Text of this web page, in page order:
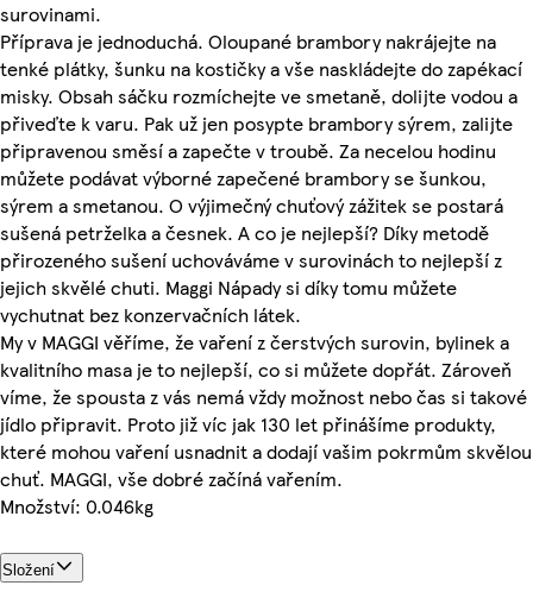
surovinami.
Příprava je jednoduchá. Oloupané brambory nakrájejte na
tenké plátky, šunku na kostičky a vše naskládejte do zapékací
misky. Obsah sáčku rozmíchejte ve smetaně, dolijte vodou a
přiveďte k varu. Pak už jen posypte brambory sýrem, zalijte
připravenou směsí a zapečte v troubě. Za necelou hodinu
můžete podávat výborné zapečené brambory se šunkou,
sýrem a smetanou. O výjimečný chuťový zážitek se postará
sušená petrželka a česnek. A co je nejlepší? Díky metodě
přirozeného sušení uchováváme v surovinách to nejlepší z
jejich skvělé chuti. Maggi Nápady si díky tomu můžete
vychutnat bez konzervačních látek.
My v MAGGI věříme, že vaření z čerstvých surovin, bylinek a
kvalitního masa je to nejlepší, co si můžete dopřát. Zároveň
víme, že spousta z vás nemá vždy možnost nebo čas si takové
jídlo připravit. Proto již víc jak 130 let přinášíme produkty,
které mohou vaření usnadnit a dodají vašim pokrmům skvělou
chuť. MAGGI, vše dobré začíná vařením.
Množství: 0.046kg
Složení